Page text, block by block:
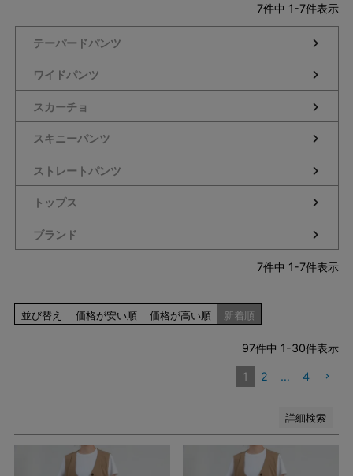
7件中 1-7件表示
テーパードパンツ
ワイドパンツ
スカーチョ
スキニーパンツ
ストレートパンツ
トップス
ブランド
7件中 1-7件表示
並び替え 価格が安い順 価格が高い順 新着順
97件中 1-30件表示
1 2 … 4
詳細検索
指定なし
ホワイト系
グレー系
ネイビー系
ブルー系
レッド系
ピンク系
イエロー系
グリーン系
その他（柄）
在庫なし商品